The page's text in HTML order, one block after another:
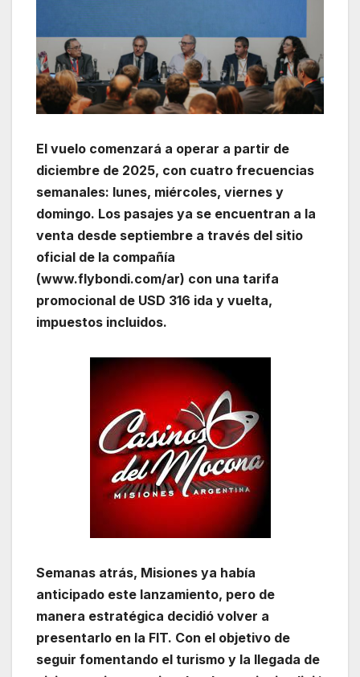
El vuelo comenzará a operar a partir de
diciembre de 2025, con cuatro frecuencias
semanales: lunes, miércoles, viernes y
domingo. Los pasajes ya se encuentran a la
venta desde septiembre a través del sitio
oficial de la compañía
(www.flybondi.com/ar) con una tarifa
promocional de USD 316 ida y vuelta,
impuestos incluidos.
Semanas atrás, Misiones ya había
anticipado este lanzamiento, pero de
manera estratégica decidió volver a
presentarlo en la FIT. Con el objetivo de
seguir fomentando el turismo y la llegada de